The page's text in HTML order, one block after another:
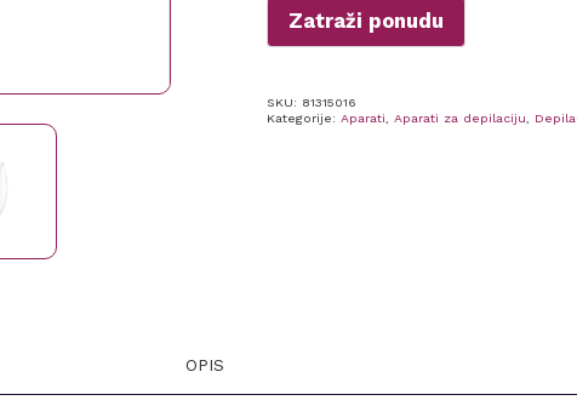
Zatraži ponudu
SKU: 81315016
Kategorije:Aparati,Aparati za depilaciju,
OPIS